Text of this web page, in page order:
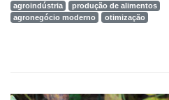
agroindústria
produção de alimentos
agronegócio moderno
otimização